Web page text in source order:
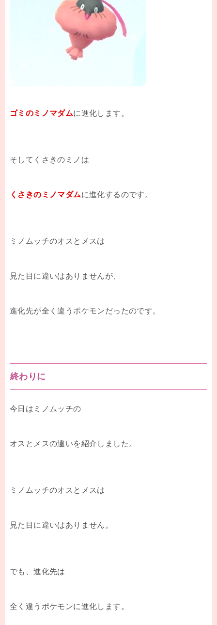
ゴミのミノマダムに進化します。
そしてくさきのミノは
くさきのミノマダムに進化するのです。
ミノムッチのオスとメスは
見た目に違いはありませんが、
進化先が全く違うポケモンだったのです。
終わりに
今日はミノムッチの
オスとメスの違いを紹介しました。
ミノムッチのオスとメスは
見た目に違いはありません。
でも、進化先は
全く違うポケモンに進化します。